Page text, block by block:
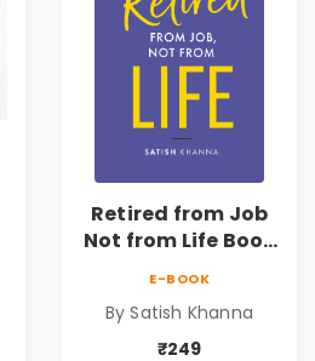
Retired from Job
Not from Life Book
by Satish Khanna |
Pre - Order
E-BOOK
By Satish Khanna
₹249